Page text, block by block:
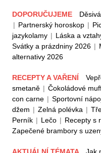
DOPORUČUJEME
| Partnerský horoskop |
jazykolamy | Láska a
Svátky a prázdniny 2026 |
alternativy 2026
RECEPTY A VAŘENÍ
smetaně | Čokoládové
con carne | Sportovní
džem | Zelná polévka |
Perník | Lečo | Recepty s
Zapečené brambory s